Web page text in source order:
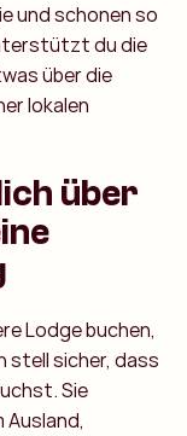
und schonen so
du die
über die
lokalen
über
Lodge buchen,
stell sicher, dass
Sie